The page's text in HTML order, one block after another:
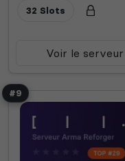
32 Slots
Voir le serveur
#9